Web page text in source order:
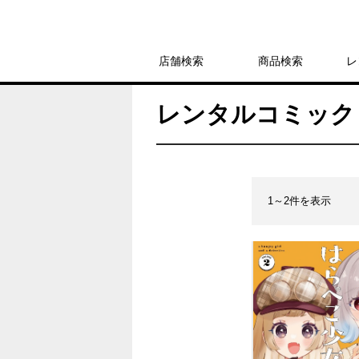
店舗検索 商品検索
レンタルコミッ
1～2件を表示